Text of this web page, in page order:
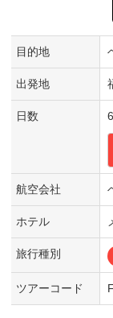
目的地
出発地
日数
航空会社
ホテル
旅行種別
ツアーコード